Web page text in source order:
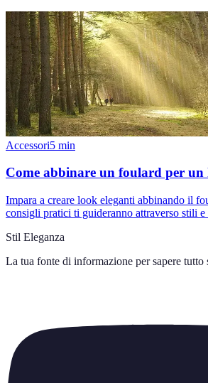
Accessori5 min
Come abbinare un foulard per un
Impara a creare look eleganti abbinando il
consigli pratici ti guideranno attraverso stili e
Stil Eleganza
La tua fonte di informazione per sapere tutto